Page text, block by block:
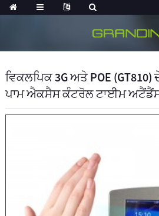
ਵਿਕਲਪਿਕ 3G ਅਤੇ POE (GT810)
ਪਾਮ ਐਕਸੈਸ ਕੰਟਰੋਲ ਟਾਈਮ